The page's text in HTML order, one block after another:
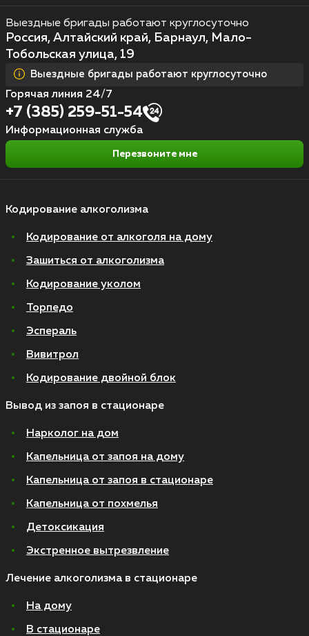
Кодирование алкоголизма
Кодирование от алкоголя на дому
Зашиться от алкоголизма
Кодирование уколом
Торпедо
Эспераль
Вивитрол
Кодирование двойной блок
Вывод из запоя в стационаре
Нарколог на дом
Капельница от запоя на дому
Капельница от запоя в стационаре
Капельница от похмелья
Детоксикация
Экстренное вытрезвление
Лечение алкоголизма в стационаре
На дому
В стационаре
Выездные бригады работают круглосуточно
Россия, Алтайский край, Барнаул, Мало-
Тобольская улица, 19
Выездные бригады работают круглосуточно
Горячая линия 24/7
+7 (385) 259-51-54
Информационная служба
Перезвоните мне